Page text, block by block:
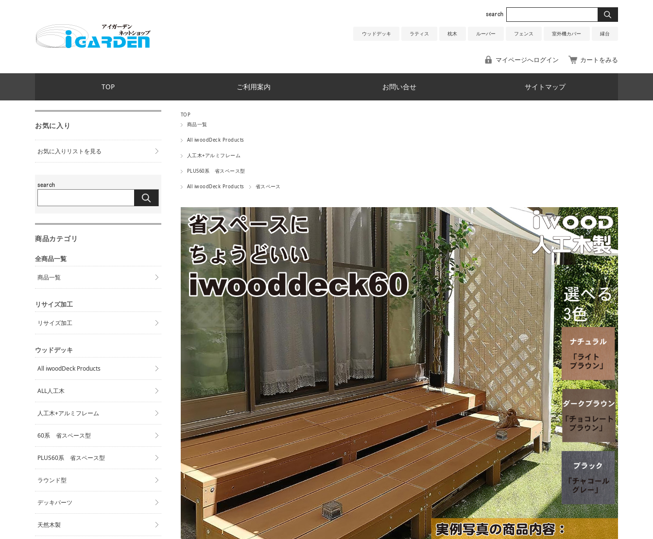
ウッドデッキ ラティス 枕木 ルーバー フェンス 室外機カバー 縁台
マイページへログイン カートをみる
TOP ご利用案内 お問い合せ サイトマップ
TOP
商品一覧
All iwoodDeck Products
人工木+アルミフレーム
PLUS60系 省スペース型
All iwoodDeck Products 省スペース
お気に入り
お気に入りリストを見る
商品カテゴリ
全商品一覧
商品一覧
リサイズ加工
リサイズ加工
ウッドデッキ
All iwoodDeck Products
ALL人工木
人工木+アルミフレーム
60系 省スペース型
PLUS60系 省スペース型
ラウンド型
デッキパーツ
天然木製